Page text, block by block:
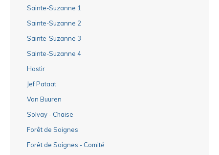
Sainte-Suzanne 1
Sainte-Suzanne 2
Sainte-Suzanne 3
Sainte-Suzanne 4
Hastir
Jef Pataat
Van Buuren
Solvay - Chaise
Forêt de Soignes
Forêt de Soignes - Comité